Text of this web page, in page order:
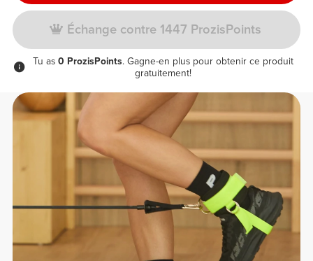
Échange contre 1447 ProzisPoints
Tu as 0 ProzisPoints. Gagne-en plus pour obtenir ce produit
gratuitement!